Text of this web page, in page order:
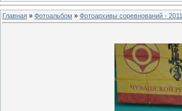
Главная » Фотоальбом » Фотоархивы соревнований - 2011